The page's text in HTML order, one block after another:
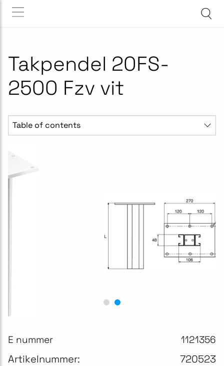
Takpendel 20FS-
2500 Fzv vit
Table of contents
E nummer 1121356
Artikelnummer:
720523